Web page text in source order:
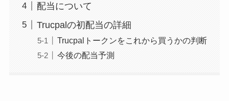
配当について
Trucpalの初配当の詳細
Trucpalトークンをこれから買うかの判断
今後の配当予測